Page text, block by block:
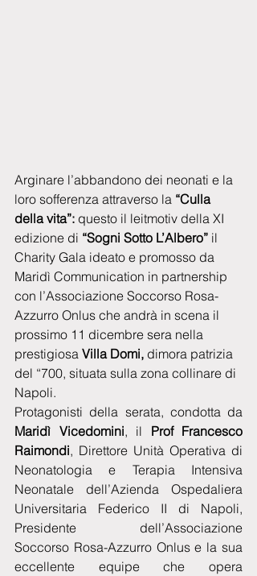
Arginare l’abbandono dei neonati e la
loro sofferenza attraverso la “Culla
della vita”: questo il leitmotiv della XI
edizione di “Sogni Sotto L’Albero” il
Charity Gala ideato e promosso da
Maridì Communication in partnership
con l’Associazione Soccorso Rosa-
Azzurro Onlus che andrà in scena il
prossimo 11 dicembre sera nella
prestigiosa Villa Domi, dimora patrizia
del “700, situata sulla zona collinare di
Napoli.
Maridì Vicedomini, il Prof Francesco
Raimondi, Direttore Unità Operativa di
Neonatologia e Terapia Intensiva
Neonatale dell’Azienda Ospedaliera
Universitaria Federico II di Napoli,
Presidente  dell’Associazione
Soccorso Rosa-Azzurro Onlus e la sua
eccellente equipe che opera